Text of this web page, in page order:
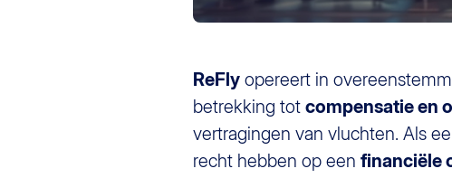
ReFly opereert in
betrekking tot compensatie en
vertragingen van vluchten. Als
recht hebben op een financiële